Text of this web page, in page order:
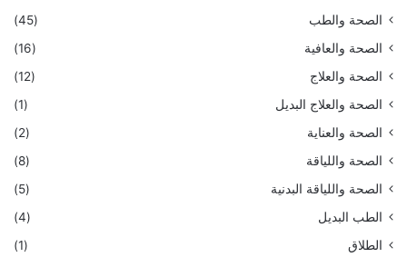
الصحة والطب
(45)
الصحة والعافية
(16)
الصحة والعلاج
(12)
الصحة والعلاج البديل
(1)
الصحة والعناية
(2)
الصحة واللياقة
(8)
الصحة واللياقة البدنية
(5)
الطب البديل
(4)
الطلاق
(1)